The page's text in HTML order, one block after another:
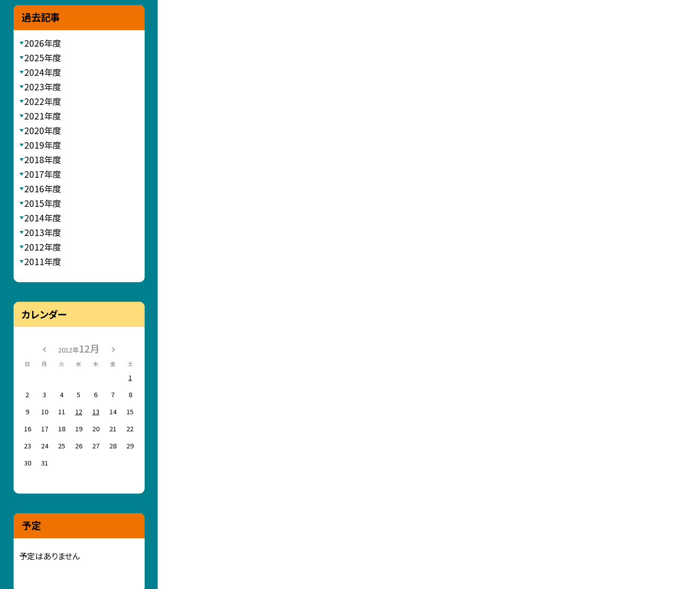
過去記事
2026年度
2025年度
2024年度
2023年度
2022年度
2021年度
2020年度
2019年度
2018年度
2017年度
2016年度
2015年度
2014年度
2013年度
2012年度
2011年度
カレンダー
2012年12月
日 月 火 水 木 金 土
1
2
3 4 5 6 7
8
9
10 11 12 13 14
15
16
17 18 19 20 21
22
23
24 25 26 27 28
29
30
31
予定
予定はありません